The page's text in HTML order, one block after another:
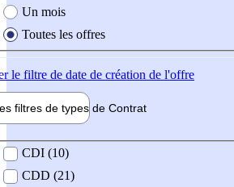
Un mois
Toutes les offres
le filtre de date de création de l'offre
filtres de types de Contrat
contrat
CDI (10)
CDD (21)